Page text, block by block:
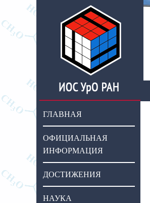
ГЛАВНАЯ
ОФИЦИАЛЬНАЯ
ИНФОРМАЦИЯ
ДОСТИЖЕНИЯ
НАУКА